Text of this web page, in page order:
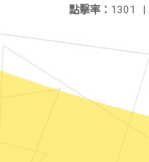
點擊率： 1301 |